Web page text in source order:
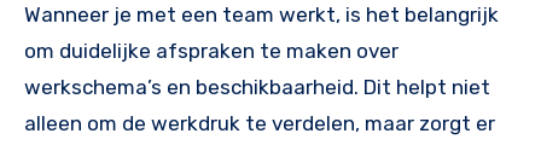
Wanneer je met een team werkt, is het belangrijk
om duidelijke afspraken te maken over
werkschema’s en beschikbaarheid. Dit helpt niet
alleen om de werkdruk te verdelen, maar zorgt er